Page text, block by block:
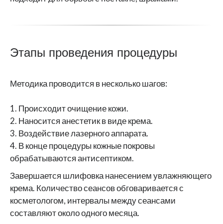
Этапы проведения процедуры
Методика проводится в несколько шагов:
1. Происходит очищение кожи.
2. Наносится анестетик в виде крема.
3. Воздействие лазерного аппарата.
4. В конце процедуры кожные покровы
обрабатываются антисептиком.
Завершается шлифовка нанесением увлажняющего
крема. Количество сеансов обговаривается с
косметологом, интервалы между сеансами
составляют около одного месяца.